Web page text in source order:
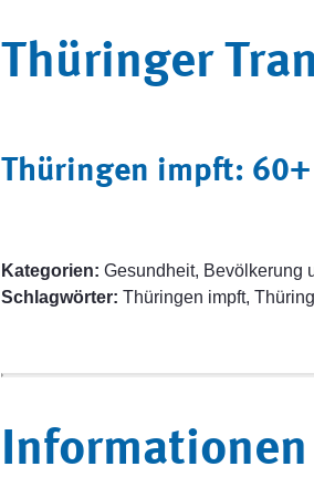
Thüringer
Thüringen impft: 60+
Kategorien: Gesundheit, Bevölkerung
Schlagwörter: Thüringen impft,
Informationen